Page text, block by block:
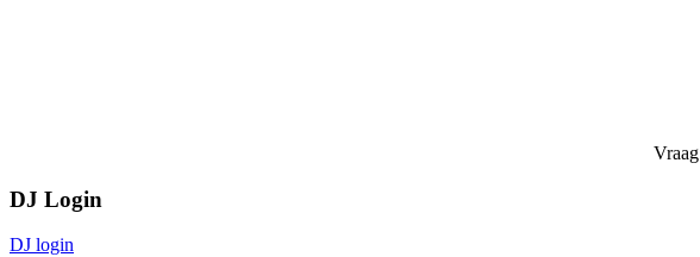
Vraag
DJ Login
DJ login